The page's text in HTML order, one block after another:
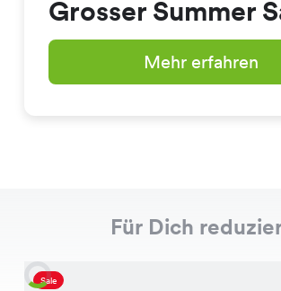
Grosser Summer
Mehr erfahren
Für Dich
Sale